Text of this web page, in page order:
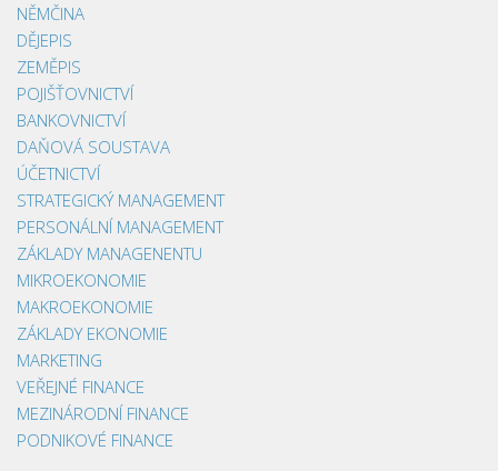
NĚMČINA
DĚJEPIS
ZEMĚPIS
POJIŠŤOVNICTVÍ
BANKOVNICTVÍ
DAŇOVÁ SOUSTAVA
ÚČETNICTVÍ
STRATEGICKÝ MANAGEMENT
PERSONÁLNÍ MANAGEMENT
ZÁKLADY MANAGENENTU
MIKROEKONOMIE
MAKROEKONOMIE
ZÁKLADY EKONOMIE
MARKETING
VEŘEJNÉ FINANCE
MEZINÁRODNÍ FINANCE
PODNIKOVÉ FINANCE